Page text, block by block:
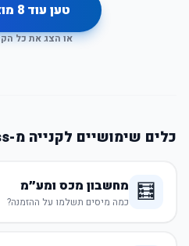
טען עוד8
או הצג את כל
כלים שימושיים לקנייה מ-AliExpress
🧮 מחשבון מכס ומע״מ
כמה מיסים תשלמו על ההזמנה?